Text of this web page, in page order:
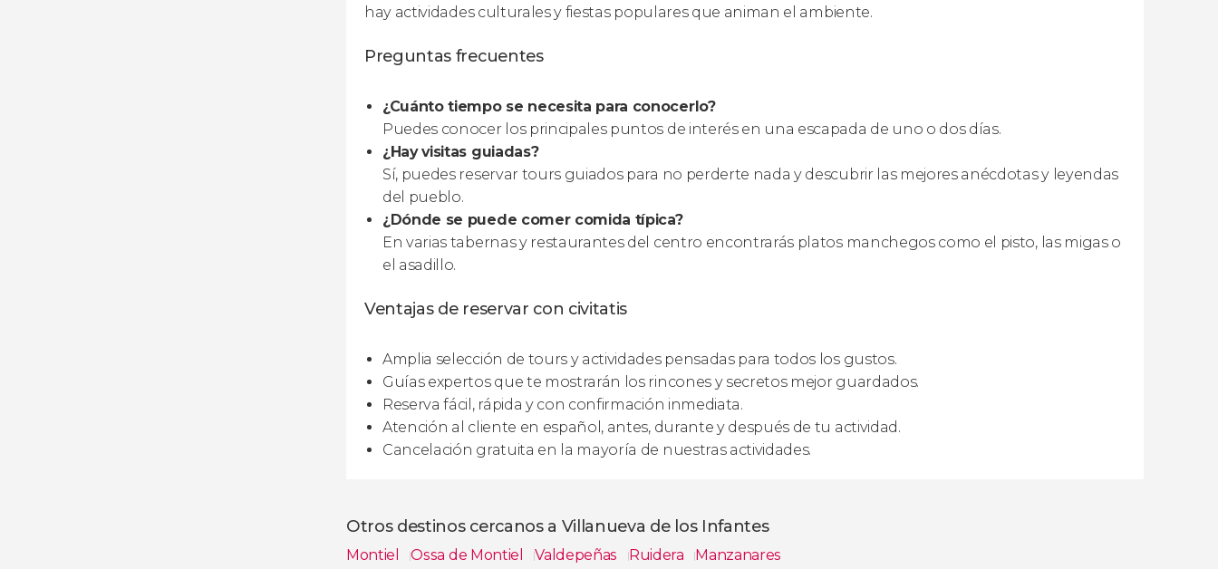
hay actividades culturales y fiestas populares que animan el ambiente.
Preguntas frecuentes
¿Cuánto tiempo se necesita para conocerlo?
Puedes conocer los principales puntos de interés en una escapada de uno o dos días.
¿Hay visitas guiadas?
Sí, puedes reservar tours guiados para no perderte nada y descubrir las mejores anécdotas y leyendas
del pueblo.
¿Dónde se puede comer comida típica?
En varias tabernas y restaurantes del centro encontrarás platos manchegos como el pisto, las migas o
el asadillo.
Ventajas de reservar con civitatis
Amplia selección de tours y actividades pensadas para todos los gustos.
Guías expertos que te mostrarán los rincones y secretos mejor guardados.
Reserva fácil, rápida y con confirmación inmediata.
Atención al cliente en español, antes, durante y después de tu actividad.
Cancelación gratuita en la mayoría de nuestras actividades.
Otros destinos cercanos a Villanueva de los Infantes
Montiel Ossa de Montiel Valdepeñas Ruidera Manzanares